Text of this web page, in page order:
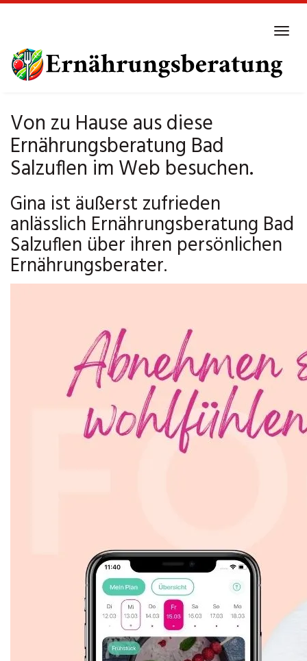
main
content
Von zu Hause aus diese
Ernährungsberatung Bad
Salzuflen im Web besuchen.
Gina ist äußerst zufrieden
anlässlich Ernährungsberatung Bad
Salzuflen über ihren persönlichen
Ernährungsberater.